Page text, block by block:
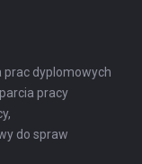
dyplomowych
pracy
do spraw